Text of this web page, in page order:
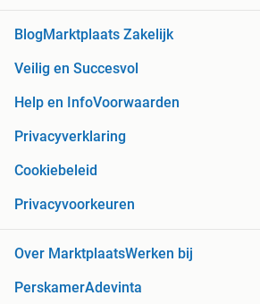
Blog Marktplaats Zakelijk
Veilig en Succesvol
Help en InfoVoorwaarden
Privacyverklaring
Cookiebeleid
Privacyvoorkeuren
Over MarktplaatsWerken bij
PerskamerAdevinta